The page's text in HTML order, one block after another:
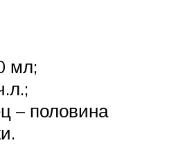
мл;
– половина